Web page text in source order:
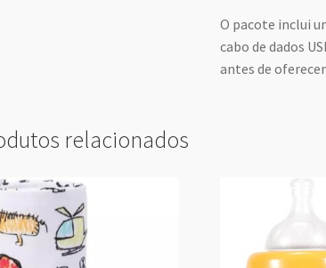
O pacote inclui
cabo de dados
antes de
relacionados